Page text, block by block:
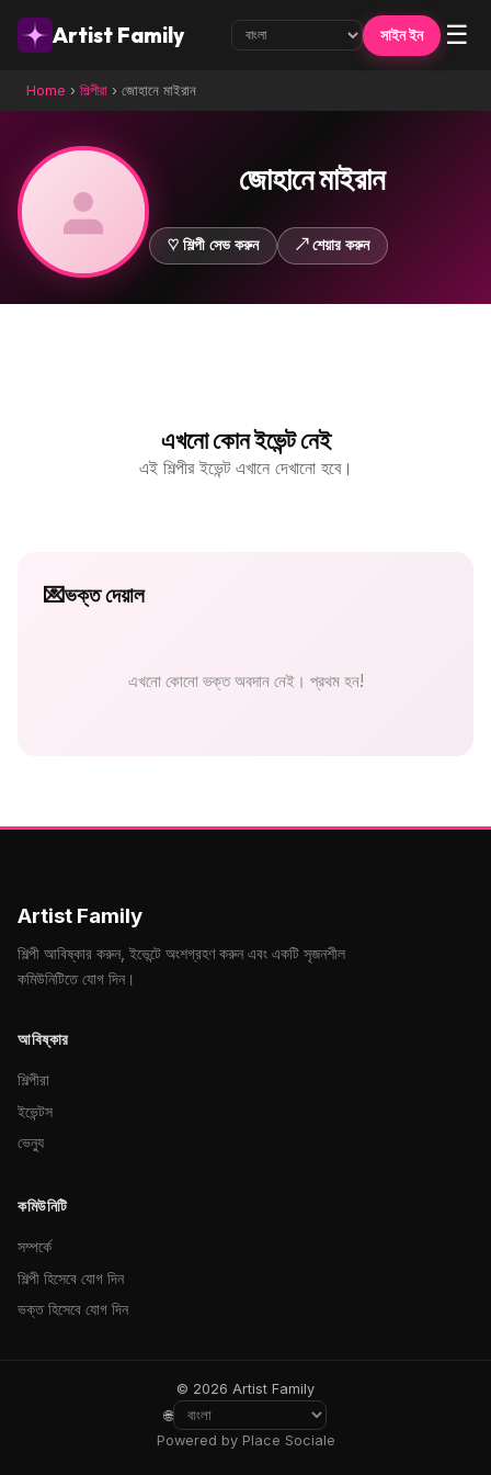
Artist Family সাইন ইন ☰
Home › শিল্পীরা › জোহানে মাইরান
জোহানে মাইরান
♡ শিল্পী সেভ করুন ↗ শেয়ার করুন
এখনো কোন ইভেন্ট নেই
এই শিল্পীর ইভেন্ট এখানে দেখানো হবে।
💌ভক্ত দেয়াল
এখনো কোনো ভক্ত অবদান নেই। প্রথম হন!
Artist Family
শিল্পী আবিষ্কার করুন, ইভেন্টে অংশগ্রহণ করুন এবং একটি সৃজনশীল
কমিউনিটিতে যোগ দিন।
আবিষ্কার
শিল্পীরা
ইভেন্টস
ভেন্যু
কমিউনিটি
সম্পর্কে
শিল্পী হিসেবে যোগ দিন
ভক্ত হিসেবে যোগ দিন
© 2026 Artist Family
🌐
Powered by Place Sociale